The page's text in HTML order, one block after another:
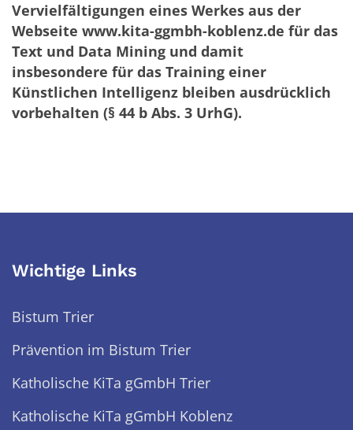
Vervielfältigungen eines Werkes aus der
Webseite www.kita-ggmbh-koblenz.de für das
Text und Data Mining und damit
insbesondere für das Training einer
Künstlichen Intelligenz bleiben ausdrücklich
vorbehalten (§ 44 b Abs. 3 UrhG).
Wichtige Links
Bistum Trier
Prävention im Bistum Trier
Katholische KiTa gGmbH Trier
Katholische KiTa gGmbH Koblenz